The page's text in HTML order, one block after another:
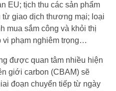
EU; tịch thu các sản phẩm
từ giao dịch thương mại; loại
mua sắm công và khỏi thị
phạm nghiêm trọng…
được quan tâm nhiều hiện
giới carbon (CBAM) sẽ
đoạn chuyển tiếp từ ngày